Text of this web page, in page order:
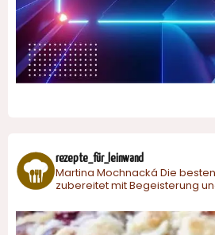
rezepte_für_leinwand
Martina Mochnacká Die
zubereitet mit Begeisterung